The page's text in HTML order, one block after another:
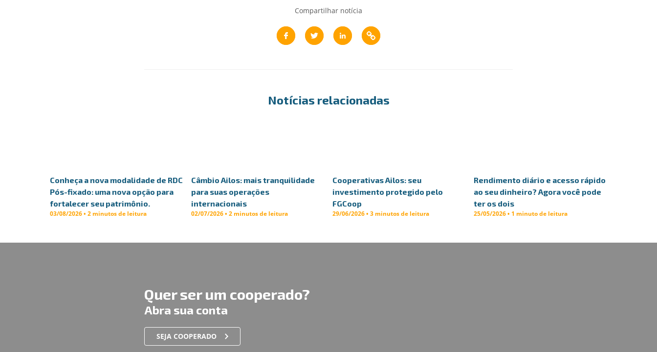
Compartilhar notícia
Notícias relacionadas
Conheça a nova modalidade de RDC
Pós-fixado: uma nova opção para
fortalecer seu patrimônio.
03/08/2026 • 2 minutos de leitura
Câmbio Ailos: mais tranquilidade
para suas operações
internacionais
02/07/2026 • 2 minutos de leitura
Cooperativas Ailos: seu
investimento protegido pelo
FGCoop
29/06/2026 • 3 minutos de leitura
Rendimento diário e acesso rápido
ao seu dinheiro? Agora você pode
ter os dois
25/05/2026 • 1 minuto de leitura
Quer ser um cooperado?
Abra sua conta
SEJA COOPERADO